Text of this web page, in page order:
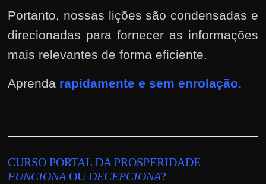
Portanto, nossas lições são condensadas e
direcionadas para fornecer as informações
mais relevantes de forma eficiente.
Aprenda rapidamente e sem enrolação.
CURSO PORTAL DA PROSPERIDADE
FUNCIONA OU DECEPCIONA?